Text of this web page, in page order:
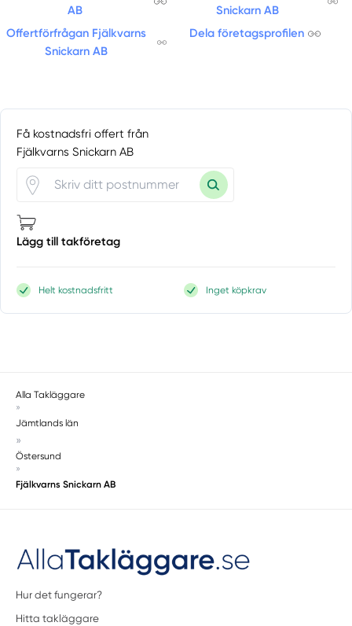
AB
Snickarn AB
Offertförfrågan Fjälkvarns
Snickarn AB
Dela företagsprofilen
Få kostnadsfri offert från
Fjälkvarns Snickarn AB
Lägg till takföretag
Helt kostnadsfritt Inget köpkrav
Alla Takläggare
»
Jämtlands län
»
Östersund
»
Fjälkvarns Snickarn AB
Hur det fungerar?
Hitta takläggare